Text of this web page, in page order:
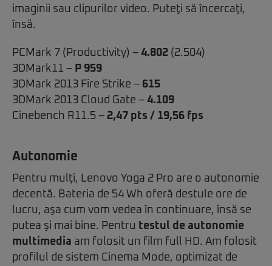
imaginii sau clipurilor video. Puteţi să încercaţi,
însă.
PCMark 7 (Productivity) – 4.802 (2.504)
3DMark11 – P 959
3DMark 2013 Fire Strike – 615
3DMark 2013 Cloud Gate – 4.109
Cinebench R11.5 – 2,47 pts / 19,56 fps
Autonomie
Pentru mulţi, Lenovo Yoga 2 Pro are o autonomie
decentă. Bateria de 54 Wh oferă destule ore de
lucru, aşa cum vom vedea în continuare, însă se
putea şi mai bine. Pentru testul de autonomie
multimedia am folosit un film full HD. Am folosit
profilul de sistem Cinema Mode, optimizat de